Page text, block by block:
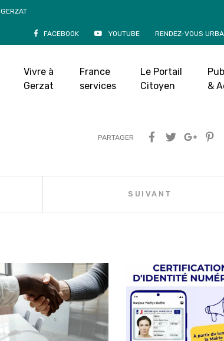
FACEBOOK YOUTUBE RENDEZ-VOUS
Vivre à
Gerzat
France
services
Le Portail
Citoyen
&
Archimbaud
23 novembre 2021
PARTAGER
SUIVANT